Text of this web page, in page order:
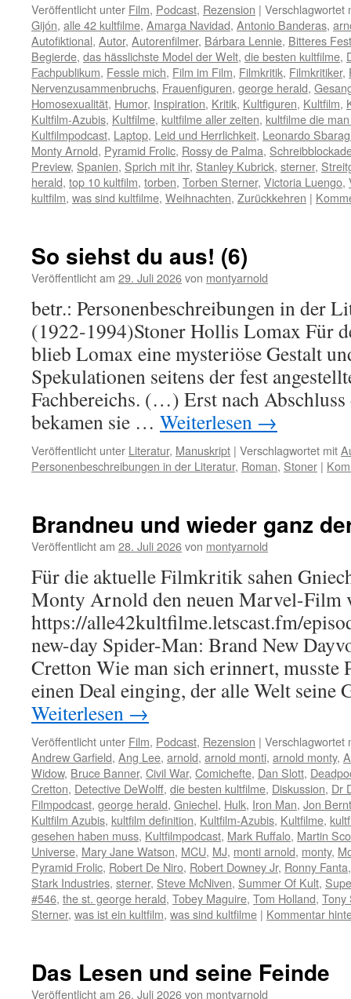
Veröffentlicht unter Film, Podcast, Rezension | Verschlagwortet
Gijón, alle 42 kultfilme, Amarga Navidad, Antonio Banderas,
Autofiktional, Autor, Autorenfilmer, Bárbara Lennie, Bitteres Fest
Begierde, das hässlichste Model der Welt, die besten kultfilme,
Fachpublikum, Fessle mich, Film im Film, Filmkritik, Filmkritiker,
Nervenzusammenbruchs, Frauenfiguren, george herald,
Homosexualität, Humor, Inspiration, Kritik, Kultfiguren, Kultfilm,
Kultfilm-Azubis, Kultfilme, kultfilme aller zeiten, kultfilme die
Kultfilmpodcast, Laptop, Leid und Herrlichkeit, Leonardo
Monty Arnold, Pyramid Frolic, Rossy de Palma,
Preview, Spanien, Sprich mit ihr, Stanley Kubrick, sterner,
herald, top 10 kultfilm, torben, Torben Sterner, Victoria Luengo,
kultfilm, was sind kultfilme, Weihnachten, Zurückkehren |
So siehst du aus! (6)
Veröffentlicht am 29. Juli 2026von montyarnold
betr.: Personenbeschreibungen in der
(1922-1994)Stoner Hollis Lomax Für
blieb Lomax eine mysteriöse Gestalt
Spekulationen seitens der fest
Fachbereichs. (…) Erst nach
bekamen sie … Weiterlesen →
Veröffentlicht unter Literatur, Manuskript | Verschlagwortet mit
Personenbeschreibungen in der Literatur, Roman, Stoner |
Brandneu und wieder ganz
Veröffentlicht am 28. Juli 2026von montyarnold
Für die aktuelle Filmkritik sahen
Monty Arnold den neuen Marvel-Film
https://alle42kultfilme.letscast.fm/
new-day Spider-Man: Brand New
Cretton Wie man sich erinnert, musste
einen Deal einging, der alle Welt
Weiterlesen →
Veröffentlicht unter Film, Podcast, Rezension | Verschlagwortet
Andrew Garfield, Ang Lee, arnold, arnold monti, arnold monty,
Widow, Bruce Banner, Civil War, Comichefte, Dan Slott,
Cretton, Detective DeWolff, die besten kultfilme, Diskussion, Dr
Filmpodcast, george herald, Gniechel, Hulk, Iron Man, Jon
Kultfilm Azubis, kultfilm definition, Kultfilm-Azubis, Kultfilme,
gesehen haben muss, Kultfilmpodcast, Mark Ruffalo, Martin
Universe, Mary Jane Watson, MCU, MJ, monti arnold, monty,
Pyramid Frolic, Robert De Niro, Robert Downey Jr, Ronny Fanta
Stark Industries, sterner, Steve McNiven, Summer Of Kult,
#546, the st. george herald, Tobey Maguire, Tom Holland, Tony
Sterner, was ist ein kultfilm, was sind kultfilme | Kommentar
Das Lesen und seine Feinde
Veröffentlicht am 26. Juli 2026von montyarnold